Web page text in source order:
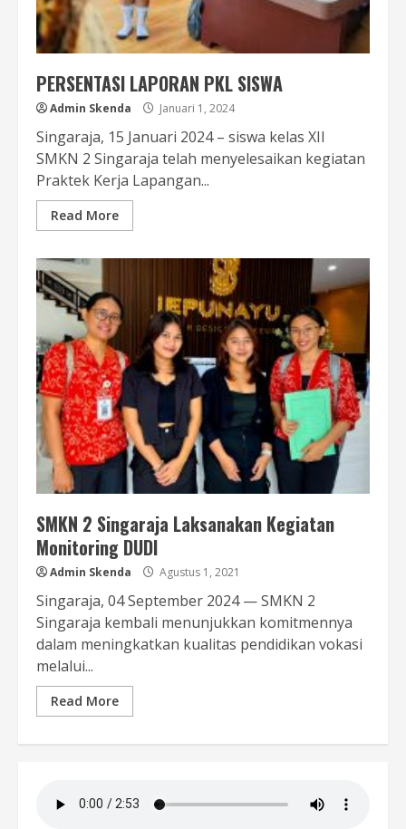
PERSENTASI LAPORAN PKL SISWA
Admin Skenda Januari 1, 2024
Singaraja, 15 Januari 2024 – siswa kelas XII
SMKN 2 Singaraja telah menyelesaikan kegiatan
Praktek Kerja Lapangan...
Read More
SMKN 2 Singaraja Laksanakan Kegiatan
Monitoring DUDI
Admin Skenda Agustus 1, 2021
Singaraja, 04 September 2024 — SMKN 2
Singaraja kembali menunjukkan komitmennya
dalam meningkatkan kualitas pendidikan vokasi
melalui...
Read More